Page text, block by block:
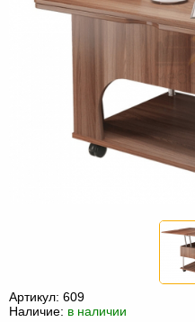
Мебель
мешки
Мебель
Артикул: 609
Наличие: в наличии